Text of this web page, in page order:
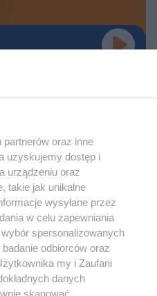
nie może być powielany i
w jakikolwiek sposób (w
na jakimkolwiek polu
z umieszczaniem w Internecie
Jakiekolwiek użycie lub
części z naruszeniem prawa, tzn.
groźbą kary i może być ścigane
oraz inne
uzyskujemy dostęp i
urządzeniu oraz
takie jak unikalne
wysyłane przez
w celu zapewniania
spersonalizowanych
odbiorców oraz
my i Zaufani
danych
skanować